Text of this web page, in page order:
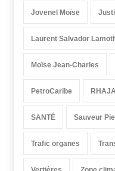
Jovenel Moïse
Laurent Salvador
Moïse Jean-Charles
PetroCaribe
SANTÉ Sauveur
Trafic organes